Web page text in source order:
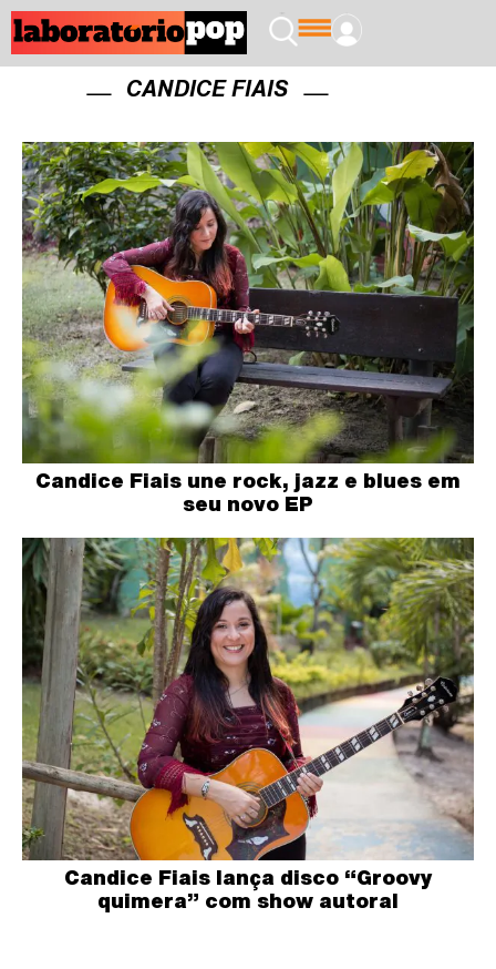
CANDICE FIAIS
Candice Fiais une rock, jazz e blues em
seu novo EP
Candice Fiais lança disco “Groovy
quimera” com show autoral